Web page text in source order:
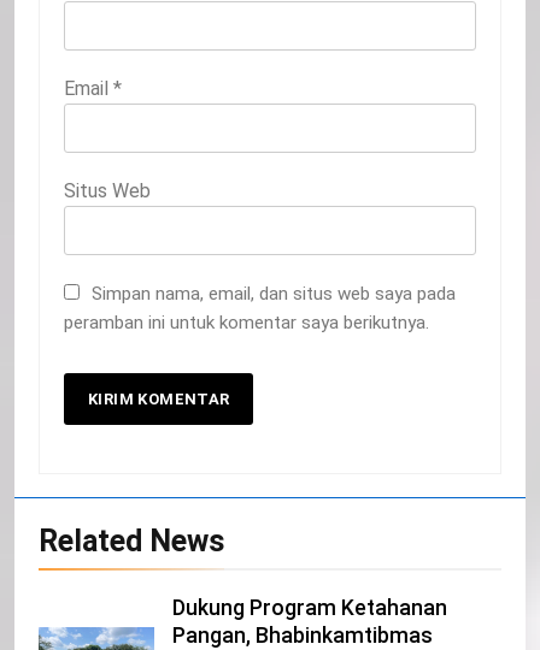
Email *
Situs Web
Simpan nama, email, dan situs web saya pada
peramban ini untuk komentar saya berikutnya.
Related News
Dukung Program Ketahanan
Pangan, Bhabinkamtibmas
20
Selamat Hari Kebangkitan Nasional
IKLAN